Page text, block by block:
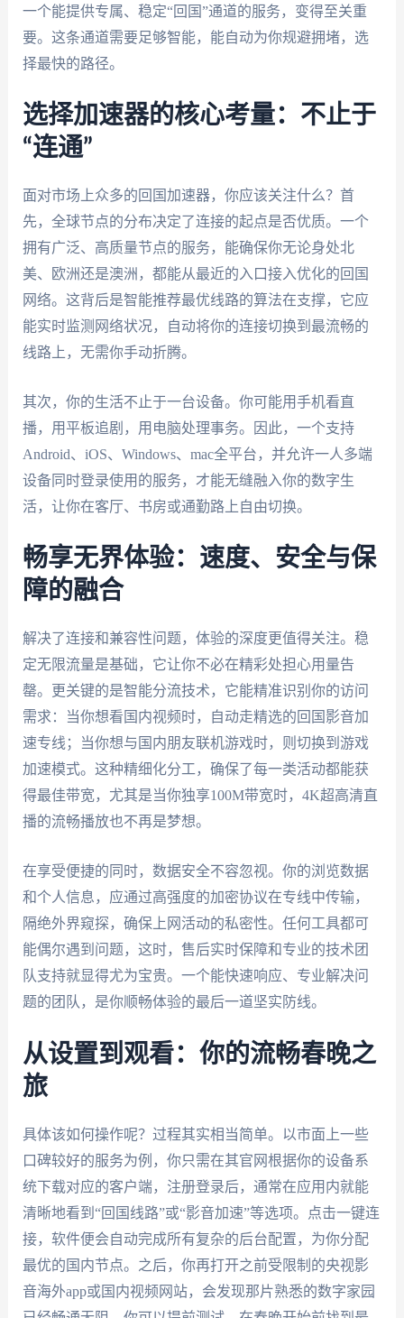
一个能提供专属、稳定“回国”通道的服务，变得至关重
要。这条通道需要足够智能，能自动为你规避拥堵，选
择最快的路径。
选择加速器的核心考量：不止于
“连通”
面对市场上众多的回国加速器，你应该关注什么？首
先，全球节点的分布决定了连接的起点是否优质。一个
拥有广泛、高质量节点的服务，能确保你无论身处北
美、欧洲还是澳洲，都能从最近的入口接入优化的回国
网络。这背后是智能推荐最优线路的算法在支撑，它应
能实时监测网络状况，自动将你的连接切换到最流畅的
线路上，无需你手动折腾。
其次，你的生活不止于一台设备。你可能用手机看直
播，用平板追剧，用电脑处理事务。因此，一个支持
Android、iOS、Windows、mac全平台，并允许一人多端
设备同时登录使用的服务，才能无缝融入你的数字生
活，让你在客厅、书房或通勤路上自由切换。
畅享无界体验：速度、安全与保
障的融合
解决了连接和兼容性问题，体验的深度更值得关注。稳
定无限流量是基础，它让你不必在精彩处担心用量告
罄。更关键的是智能分流技术，它能精准识别你的访问
需求：当你想看国内视频时，自动走精选的回国影音加
速专线；当你想与国内朋友联机游戏时，则切换到游戏
加速模式。这种精细化分工，确保了每一类活动都能获
得最佳带宽，尤其是当你独享100M带宽时，4K超高清直
播的流畅播放也不再是梦想。
在享受便捷的同时，数据安全不容忽视。你的浏览数据
和个人信息，应通过高强度的加密协议在专线中传输，
隔绝外界窥探，确保上网活动的私密性。任何工具都可
能偶尔遇到问题，这时，售后实时保障和专业的技术团
队支持就显得尤为宝贵。一个能快速响应、专业解决问
题的团队，是你顺畅体验的最后一道坚实防线。
从设置到观看：你的流畅春晚之
旅
具体该如何操作呢？过程其实相当简单。以市面上一些
口碑较好的服务为例，你只需在其官网根据你的设备系
统下载对应的客户端，注册登录后，通常在应用内就能
清晰地看到“回国线路”或“影音加速”等选项。点击一键连
接，软件便会自动完成所有复杂的后台配置，为你分配
最优的国内节点。之后，你再打开之前受限制的央视影
音海外app或国内视频网站，会发现那片熟悉的数字家园